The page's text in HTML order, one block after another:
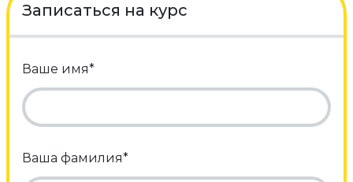
Записаться на курс
Ваше имя*
Ваша фамилия*